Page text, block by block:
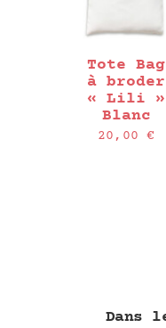
Tote Bag
à broder
« Lili »
Blanc
20,00€
Dans